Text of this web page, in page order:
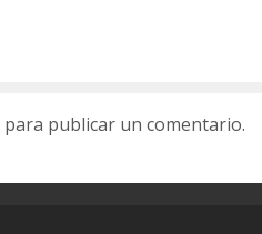
para publicar un comentario.